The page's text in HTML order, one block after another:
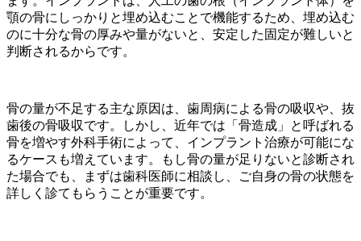
顎の骨にしっかりと埋め込むことで機能するため、埋め込む
のに十分な骨の厚みや量がないと、安定した固定が難しいと
判断されるからです。
骨の量が不足する主な原因は、歯周病による骨の吸収や、抜
歯後の骨吸収です。しかし、近年では「骨造成」と呼ばれる
骨を増やす外科手術によって、インプラント治療が可能にな
るケースも増えています。もし骨の量が足りないと診断され
た場合でも、まずは歯科医師に相談し、ご自身の骨の状態を
詳しく診てもらうことが重要です。